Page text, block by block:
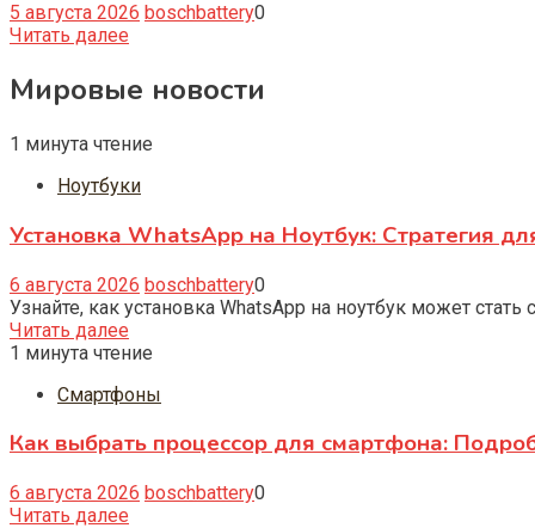
5 августа 2026 boschbattery0
Читать далее
Мировые новости
1 минута чтение
Ноутбуки
Установка WhatsApp на Ноутбук: Стратегия
6 августа 2026 boschbattery0
Узнайте, как установка WhatsApp на ноутбук может
Читать далее
1 минута чтение
Смартфоны
Как выбрать процессор для смартфона:
6 августа 2026 boschbattery0
Читать далее